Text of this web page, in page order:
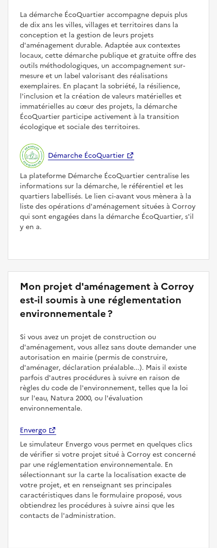
La démarche ÉcoQuartier accompagne depuis plus
de dix ans les villes, villages et territoires dans la
conception et la gestion de leurs projets
d'aménagement durable. Adaptée aux contextes
locaux, cette démarche publique et gratuite offre des
outils méthodologiques, un accompagnement sur-
mesure et un label valorisant des réalisations
exemplaires. En plaçant la sobriété, la résilience,
l'inclusion et la création de valeurs matérielles et
immatérielles au cœur des projets, la démarche
ÉcoQuartier participe activement à la transition
écologique et sociale des territoires.
Démarche ÉcoQuartier
La plateforme Démarche ÉcoQuartier centralise les
informations sur la démarche, le référentiel et les
quartiers labellisés. Le lien ci-avant vous mènera à la
liste des opérations d'aménagement situées à Corroy
qui sont engagées dans la démarche ÉcoQuartier, s'il
y en a.
Mon projet d'aménagement à Corroy
est-il soumis à une réglementation
environnementale ?
Si vous avez un projet de construction ou
d'aménagement, vous allez sans doute demander une
autorisation en mairie (permis de construire,
d'aménager, déclaration préalable...). Mais il existe
parfois d'autres procédures à suivre en raison de
règles du code de l'environnement, telles que la loi
sur l'eau, Natura 2000, ou l'évaluation
environnementale.
Envergo
Le simulateur Envergo vous permet en quelques clics
de vérifier si votre projet situé à Corroy est concerné
par une réglementation environnementale. En
sélectionnant sur la carte la localisation exacte de
votre projet, et en renseignant ses principales
caractéristiques dans le formulaire proposé, vous
obtiendrez les procédures à suivre ainsi que les
contacts de l'administration.